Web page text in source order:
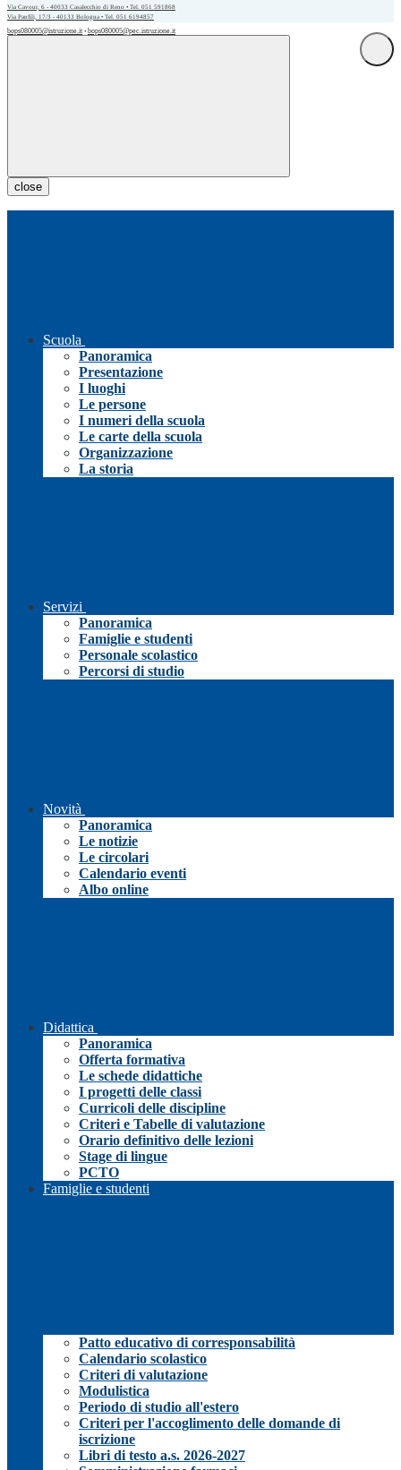
Via Cavour, 6 - 40033 Casalecchio di Reno • Tel. 051 591868
Via Panfili, 17/3 - 40133 Bologna • Tel. 051 6194857
bops080005@istruzione.it • bops080005@pec.istruzione.it
close
Scuola
Panoramica
Presentazione
I luoghi
Le persone
I numeri della scuola
Le carte della scuola
Organizzazione
La storia
Servizi
Panoramica
Famiglie e studenti
Personale scolastico
Percorsi di studio
Novità
Panoramica
Le notizie
Le circolari
Calendario eventi
Albo online
Didattica
Panoramica
Offerta formativa
Le schede didattiche
I progetti delle classi
Curricoli delle discipline
Criteri e Tabelle di valutazione
Orario definitivo delle lezioni
Stage di lingue
PCTO
Famiglie e studenti
Patto educativo di corresponsabilità
Calendario scolastico
Criteri di valutazione
Modulistica
Periodo di studio all'estero
Criteri per l'accoglimento delle domande di
iscrizione
Libri di testo a.s. 2026-2027